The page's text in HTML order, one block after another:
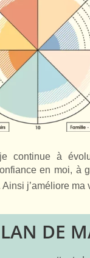
continue à
en moi, à
j’améliore ma
DE